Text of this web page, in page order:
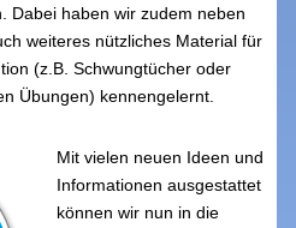
Dabei haben wir zudem neben
weiteres nützliches Material für
(z.B. Schwungtücher oder
Übungen) kennengelernt.
Mit vielen neuen Ideen und
Informationen ausgestattet
können wir nun in die